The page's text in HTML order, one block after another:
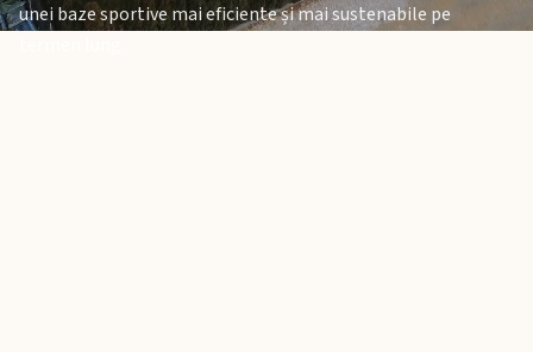
unei baze sportive mai eficiente și mai sustenabile pe